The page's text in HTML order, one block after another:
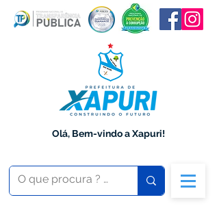
Olá, Bem-vindo a Xapuri!